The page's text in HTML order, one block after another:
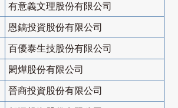
有意義文理股份有限公司
恩鎬投資股份有限公司
百優泰生技股份有限公司
閎燁股份有限公司
晉商投資股份有限公司